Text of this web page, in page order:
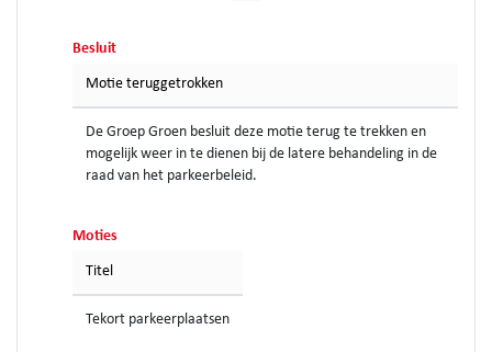
Besluit
Motie teruggetrokken
De Groep Groen besluit deze motie terug te trekken en
mogelijk weer in te dienen bij de latere behandeling in de
raad van het parkeerbeleid.
Moties
Titel
Tekort parkeerplaatsen